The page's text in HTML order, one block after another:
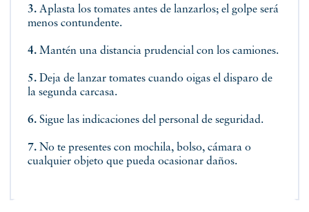
3. Aplasta los tomates antes de lanzarlos; el golpe será
menos contundente.
4. Mantén una distancia prudencial con los camiones.
5. Deja de lanzar tomates cuando oigas el disparo de
la segunda carcasa.
6. Sigue las indicaciones del personal de seguridad.
7. No te presentes con mochila, bolso, cámara o
cualquier objeto que pueda ocasionar daños.